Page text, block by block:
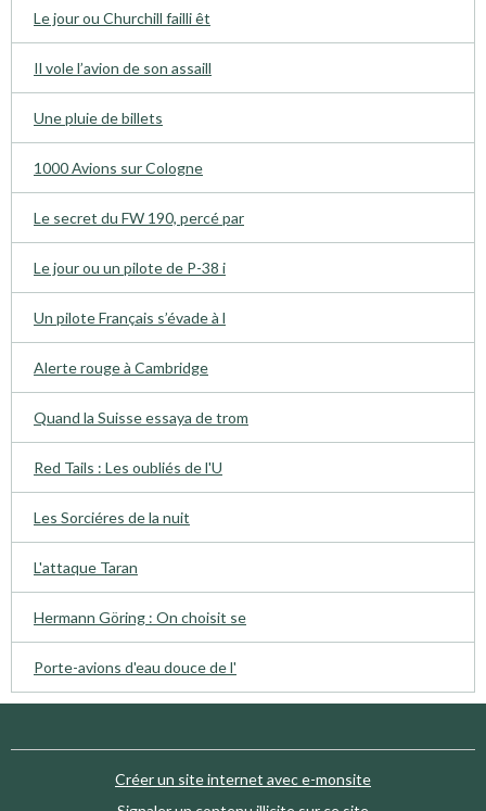
Le jour ou Churchill failli êt
Il vole l’avion de son assaill
Une pluie de billets
1000 Avions sur Cologne
Le secret du FW 190, percé par
Le jour ou un pilote de P-38 i
Un pilote Français s’évade à l
Alerte rouge à Cambridge
Quand la Suisse essaya de trom
Red Tails : Les oubliés de l'U
Les Sorciéres de la nuit
L'attaque Taran
Hermann Göring : On choisit se
Porte-avions d'eau douce de l'
Créer un site internet avec e-monsite